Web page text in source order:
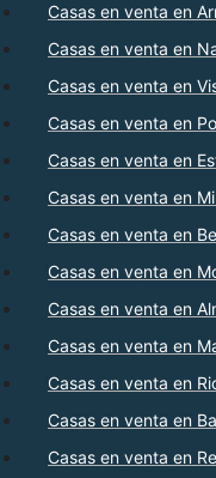
Casas en venta en
Casas en venta en
Casas en venta en
Casas en venta en
Casas en venta en
Casas en venta en
Casas en venta en
Casas en venta en
Casas en venta en
Casas en venta en
Casas en venta en
Casas en venta en
Casas en venta en